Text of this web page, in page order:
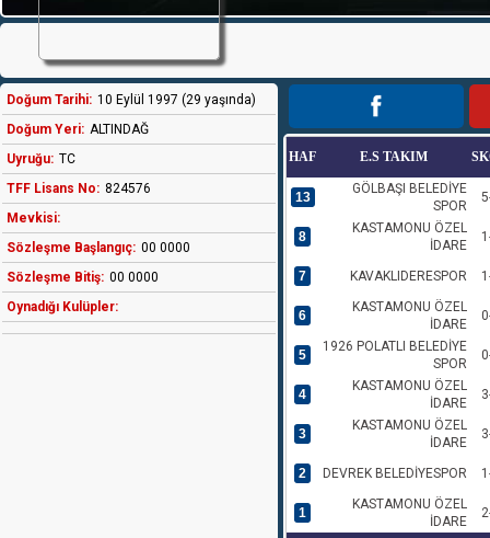
Doğum Tarihi: 10 Eylül 1997 (29 yaşında)
Doğum Yeri: ALTINDAĞ
Uyruğu: TC
TFF Lisans No: 824576
Mevkisi:
Sözleşme Başlangıç: 00 0000
Sözleşme Bitiş: 00 0000
Oynadığı Kulüpler:
HAF E.S TAKIM
13
GÖLBAŞI BELEDİYE
SPOR
8
KASTAMONU ÖZEL
İDARE
7 KAVAKLIDERESPOR
6
KASTAMONU ÖZEL
İDARE
5
1926 POLATLI BELEDİYE
SPOR
4
KASTAMONU ÖZEL
İDARE
3
KASTAMONU ÖZEL
İDARE
2 DEVREK BELEDİYESPOR
1
KASTAMONU ÖZEL
İDARE